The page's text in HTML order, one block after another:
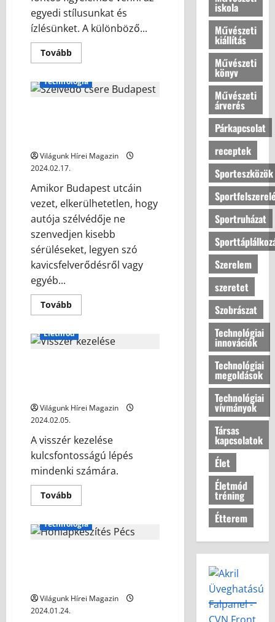
egyedi stílusunkat és
ízlésünket. A különböző...
Tovább
Technológia
Világunk Hírei Magazin
2024.02.17.
Amikor Budapest utcáin
vezet, elkerülhetetlen, hogy
autója szélvédője ne
szenvedjen kisebb
sérüléseket, legyen szó
kavicsfelverődésről vagy
egyéb...
Tovább
Életmód
Világunk Hírei Magazin
2024.02.05.
A visszér kezelése
kulcsfontosságú lépés
mindenki számára.
Tovább
Technológia
Világunk Hírei Magazin
2024.01.24.
iskola
Művészeti
kiállítás
Művészeti
könyv
Művészeti
árverés
Párkapcsolat
receptek
Sporteszközök
Sportruházat
Szerelem
szeretet
Szobrászat
Technológiai
innovációk
Technológiai
megoldások
Technológiai
vívmányok
Társas
kapcsolatok
Élet
Életmód
tréning
Étterem